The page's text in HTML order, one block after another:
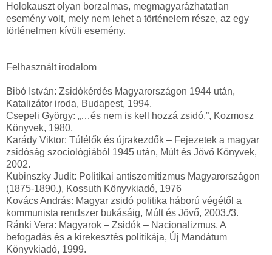
Holokauszt olyan borzalmas, megmagyarázhatatlan
esemény volt, mely nem lehet a történelem része, az egy
történelmen kívüli esemény.
Felhasznált irodalom
Bibó István: Zsidókérdés Magyarországon 1944 után,
Katalizátor iroda, Budapest, 1994.
Csepeli György: „…és nem is kell hozzá zsidó.”, Kozmosz
Könyvek, 1980.
Karády Viktor: Túlélők és újrakezdők – Fejezetek a magyar
zsidóság szociológiából 1945 után, Múlt és Jövő Könyvek,
2002.
Kubinszky Judit: Politikai antiszemitizmus Magyarországon
(1875-1890.), Kossuth Könyvkiadó, 1976
Kovács András: Magyar zsidó politika háború végétől a
kommunista rendszer bukásáig, Múlt és Jövő, 2003./3.
Ránki Vera: Magyarok – Zsidók – Nacionalizmus, A
befogadás és a kirekesztés politikája, Új Mandátum
Könyvkiadó, 1999.